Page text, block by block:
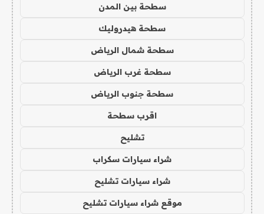
سطحة بين المدن
سطحة هيدروليك
سطحة شمال الرياض
سطحة غرب الرياض
سطحة جنوب الرياض
اقرب سطحة
تشليح
شراء سيارات سكراب
شراء سيارات تشليح
موقع شراء سيارات تشليح